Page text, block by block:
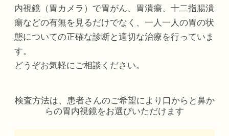
内視鏡（胃カメラ）で胃がん、胃潰瘍、十二指腸潰
瘍などの有無を見るだけでなく、一人一人の胃の状
態についての正確な診断と適切な治療を行っていま
す。
どうぞお気軽にご相談ください。
検査方法は、患者さんのご希望により口からと鼻か
らの胃内視鏡をお選びいただけます